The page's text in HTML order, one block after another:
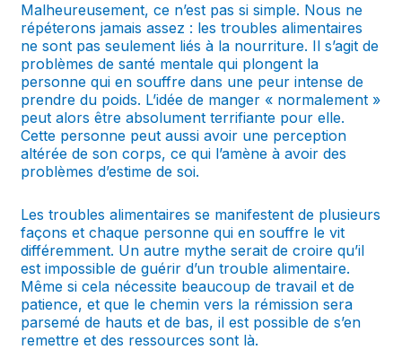
Malheureusement, ce n’est pas si simple. Nous ne
répéterons jamais assez : les troubles alimentaires
ne sont pas seulement liés à la nourriture. Il s’agit de
problèmes de santé mentale qui plongent la
personne qui en souffre dans une peur intense de
prendre du poids. L’idée de manger « normalement »
peut alors être absolument terrifiante pour elle.
Cette personne peut aussi avoir une perception
altérée de son corps, ce qui l’amène à avoir des
problèmes d’estime de soi.
Les troubles alimentaires se manifestent de plusieurs
façons et chaque personne qui en souffre le vit
différemment. Un autre mythe serait de croire qu’il
est impossible de guérir d’un trouble alimentaire.
Même si cela nécessite beaucoup de travail et de
patience, et que le chemin vers la rémission sera
parsemé de hauts et de bas, il est possible de s’en
remettre et des ressources sont là.